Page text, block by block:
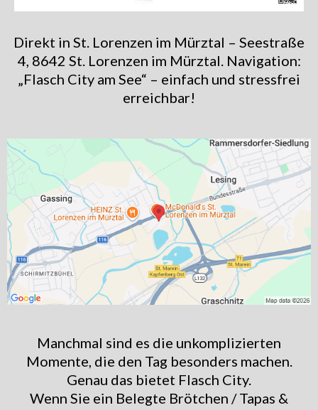
Direkt in St. Lorenzen im Mürztal – Seestraße
4, 8642 St. Lorenzen im Mürztal. Navigation:
„Flasch City am See“ – einfach und stressfrei
erreichbar!
Manchmal sind es die unkomplizierten
Momente, die den Tag besonders machen.
Genau das bietet Flasch City.
Wenn Sie ein Belegte Brötchen / Tapas &